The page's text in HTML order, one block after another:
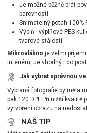
Je možné běžně prát
barevnosti
Snímatelný potah 100%
Výplň - výplňové PES
tvarové stálosti
Mikrovlákno je velmi
interiéru, Je vhodný i do
Jak vybrat správnou
Vybraná fotografie by měla
pak 120 DPI. Při nižší kvalitě
vytvoření obrazu na
NÁŠ TIP